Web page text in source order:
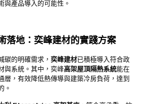
與產品導入的可能性。
落地：奕峰建材的實踐方案
碳的明確需求， 奕峰建材已積極導入符合政
與系統。其中，奕峰高架屋頂隔熱系統能在
層，有效降低熱傳導與建築冷房負荷，達到
。